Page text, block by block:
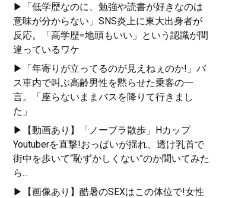
▶「低学歴なのに、勉強や読書が好きなのは
意味が分からない」SNS炎上に東大出身者が
反応。「高学歴=地頭もいい」という認識が間
違っているワケ
▶「年寄りが立ってるのが見えねぇのか!」バ
ス車内で叫ぶ高齢男性を黙らせた乗客の一
言。「座らないままバスを降りて行きまし
た」
▶【動画あり】「ノーブラ散歩」Hカップ
Youtuberを直撃!おっぱいが揺れ、透け乳首で
街中を歩いて“恥ずかしくない”のか聞いてみた
ら...
▶【画像あり】酷暑のSEXはこの体位で!女性